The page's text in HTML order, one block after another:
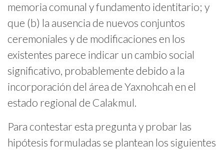
memoria comunal y fundamento identitario; y
que (b) la ausencia de nuevos conjuntos
ceremoniales y de modificaciones en los
existentes parece indicar un cambio social
significativo, probablemente debido a la
incorporación del área de Yaxnohcah en el
estado regional de Calakmul.
Para contestar esta pregunta y probar las
hipótesis formuladas se plantean los siguientes